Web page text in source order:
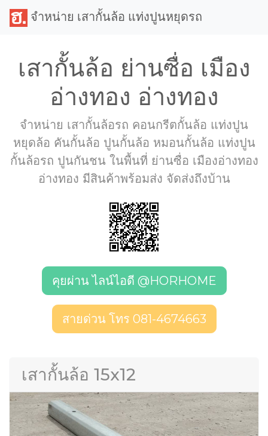
จำหน่าย เสากั้นล้อ แท่งปูนหยุดรถ
เสากั้นล้อ ย่านซื่อ เมือง
อ่างทอง อ่างทอง
จำหน่าย เสากั้นล้อรถ คอนกรีตกั้นล้อ แท่งปูน
หยุดล้อ คันกั้นล้อ ปูนกั้นล้อ หมอนกั้นล้อ แท่งปูน
กั้นล้อรถ ปูนกันชน ในพื้นที่ ย่านซื่อ เมืองอ่างทอง
อ่างทอง มีสินค้าพร้อมส่ง จัดส่งถึงบ้าน
คุยผ่าน ไลน์ไอดี @HORHOME
สายด่วน โทร 081-4674663
เสากั้นล้อ 15x12